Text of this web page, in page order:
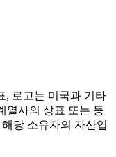
, 로고는 미국과 기타
열사의 상표 또는 등
당 소유자의 자산입